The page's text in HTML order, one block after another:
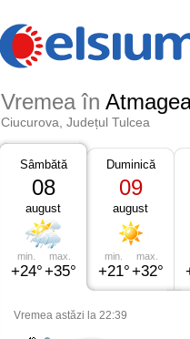
Vremea în
Ciucurova, Județul Tulcea
Sâmbătă
08
august
min.
+24°
max.
+35°
Duminică
09
august
min.
+21°
max.
+32°
Vremea astăzi la 22:39